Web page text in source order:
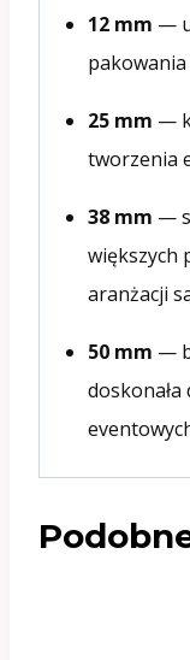
12 mm —
25 mm —
tworzenia
38 mm —
większych
aranżacji
50 mm —